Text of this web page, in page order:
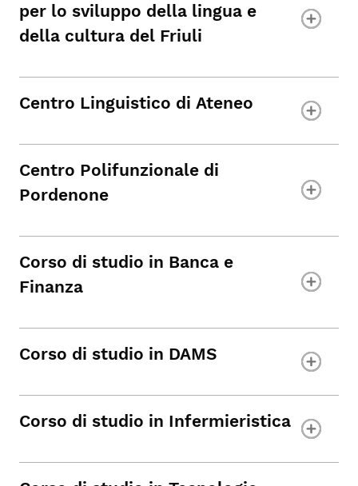
per lo sviluppo della lingua e
della cultura del Friuli
Centro Linguistico di Ateneo
Centro Polifunzionale di
Pordenone
Corso di studio in Banca e
Finanza
Corso di studio in DAMS
Corso di studio in Infermieristica